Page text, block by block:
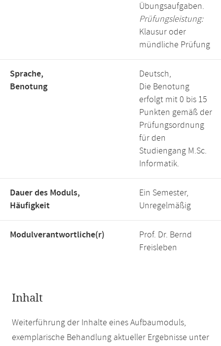
Übungsaufgaben.
Prüfungsleistung:
Klausur oder
mündliche Prüfung
Sprache,
Benotung
Deutsch,
Die Benotung
erfolgt mit 0 bis 15
Punkten gemäß der
Prüfungsordnung
für den
Studiengang M.Sc.
Informatik.
Dauer des Moduls,
Häufigkeit
Ein Semester,
Unregelmäßig
Modulverantwortliche(r)
Prof. Dr. Bernd
Freisleben
Inhalt
Weiterführung der Inhalte eines Aufbaumoduls,
exemplarische Behandlung aktueller Ergebnisse unter